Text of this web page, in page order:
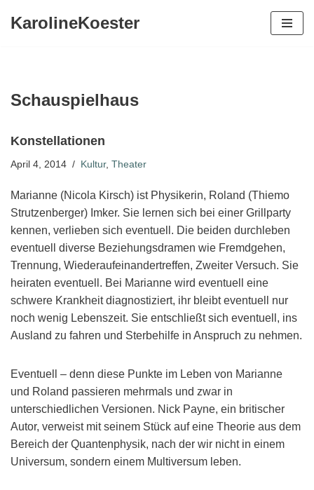
KarolineKoester
Schauspielhaus
Konstellationen
April 4, 2014 Kultur, Theater
Marianne (Nicola Kirsch) ist Physikerin, Roland (Thiemo
Strutzenberger) Imker. Sie lernen sich bei einer Grillparty
kennen, verlieben sich eventuell. Die beiden durchleben
eventuell diverse Beziehungsdramen wie Fremdgehen,
Trennung, Wiederaufeinandertreffen, Zweiter Versuch. Sie
heiraten eventuell. Bei Marianne wird eventuell eine
schwere Krankheit diagnostiziert, ihr bleibt eventuell nur
noch wenig Lebenszeit. Sie entschließt sich eventuell, ins
Ausland zu fahren und Sterbehilfe in Anspruch zu nehmen.
Eventuell – denn diese Punkte im Leben von Marianne
und Roland passieren mehrmals und zwar in
unterschiedlichen Versionen. Nick Payne, ein britischer
Autor, verweist mit seinem Stück auf eine Theorie aus dem
Bereich der Quantenphysik, nach der wir nicht in einem
Universum, sondern einem Multiversum leben.